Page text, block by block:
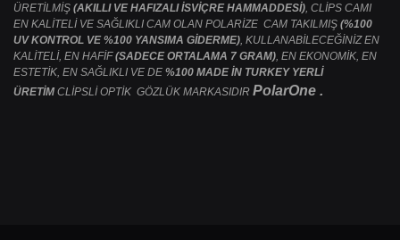
ÜRETİLMİŞ (AKILLI VE HAFIZALI İSVİÇRE HAMMADDESİ), CLİPS CAMI
EN KALİTELİ VE SAĞLIKLI CAM OLAN POLARİZE CAM TAKILMIŞ (%100
UV KONTROL VE %100 YANSIMA GİDERME), KULLANABİLECEĞİNİZ EN
KALİTELİ, EN HAFİF(SADECE ORTALAMA 7 GRAM), EN EKONOMİK, EN
ESTETİK, EN SAĞLIKLI VE DE %100 MADE İN TURKEY YERLİ
ÜRETİM CLİPSLİ OPTİK GÖZLÜK MARKASIDIR PolarOne .